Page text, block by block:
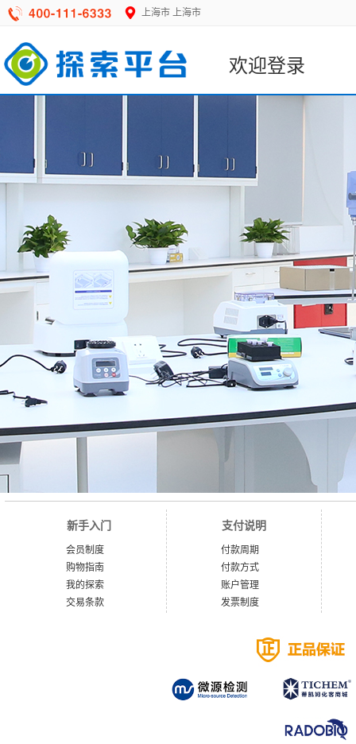
上海市 上海市
欢迎登录
新手入门
会员制度
购物指南
我的探索
交易条款
支付说明
付款周期
付款方式
账户管理
发票制度